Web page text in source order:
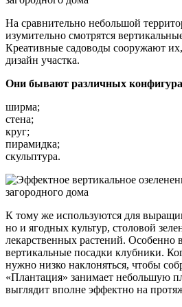
На сравнительно небольшой
изумительно смотрятся
Креативные садоводы сооружают
дизайн участка.
Они бывают различных
ширма;
стена;
круг;
пирамидка;
скульптура.
К тому же используются для
но и ягодных культур, столовой
лекарственных растений. Особенно
вертикальные посадки клубники.
нужно низко наклоняться, чтобы
«Плантация» занимает небольшую
выглядит вполне эффектно на